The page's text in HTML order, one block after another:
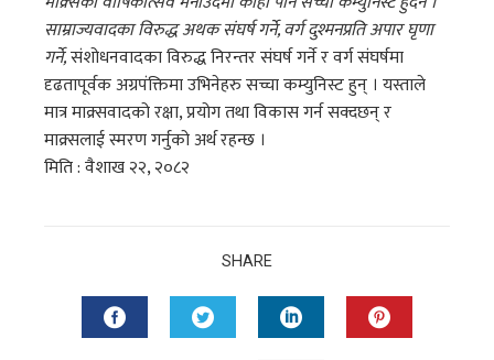
साम्राज्यवादका विरुद्ध अथक संघर्ष गर्ने, वर्ग दुश्मनप्रति अपार घृणा
गर्ने,संशोधनवादका विरुद्ध निरन्तर संघर्ष गर्ने र वर्ग संघर्षमा
दृढतापूर्वक अग्रपंक्तिमा उभिनेहरु सच्चा कम्युनिस्ट हुन् । यस्ताले
मात्र माक्र्सवादको रक्षा, प्रयोग तथा विकास गर्न सक्दछन् र
माक्र्सलाई स्मरण गर्नुको अर्थ रहन्छ ।
मिति : वैशाख २२, २०८२
SHARE